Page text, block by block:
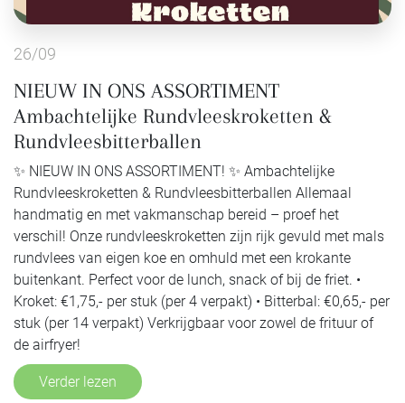
26/09
NIEUW IN ONS ASSORTIMENT
Ambachtelijke Rundvleeskroketten &
Rundvleesbitterballen
✨ NIEUW IN ONS ASSORTIMENT! ✨ Ambachtelijke
Rundvleeskroketten & Rundvleesbitterballen Allemaal
handmatig en met vakmanschap bereid – proef het
verschil! Onze rundvleeskroketten zijn rijk gevuld met mals
rundvlees van eigen koe en omhuld met een krokante
buitenkant. Perfect voor de lunch, snack of bij de friet. •
Kroket: €1,75,- per stuk (per 4 verpakt) • Bitterbal: €0,65,- per
stuk (per 14 verpakt) Verkrijgbaar voor zowel de frituur of
de airfryer!
Verder lezen